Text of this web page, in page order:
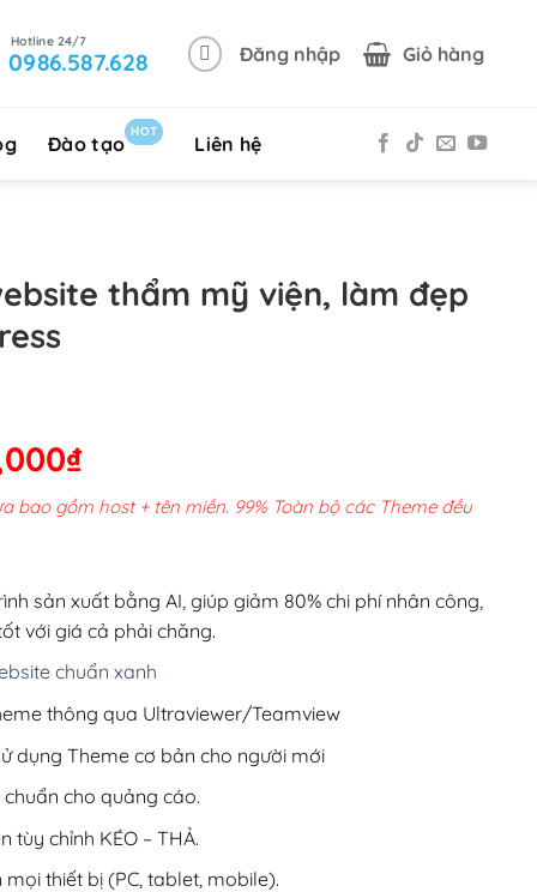
0986.587.628 Đăng nhập Giỏ hàng
Đào tạo
HOT
Liên hệ
thẩm mỹ viện, làm đẹp
₫Giá
hiện
tại
200,000₫.
bao gồm host + tên miền. 99% Toàn bộ các Theme đều
sản xuất bằng AI, giúp giảm 80% chi phí nhân công,
với giá cả phải chăng.
chuẩn xanh
thông qua Ultraviewer/Teamview
dụng Theme cơ bản cho người mới
chuẩn cho quảng cáo.
tùy chỉnh KÉO – THẢ.
thiết bị (PC, tablet, mobile).